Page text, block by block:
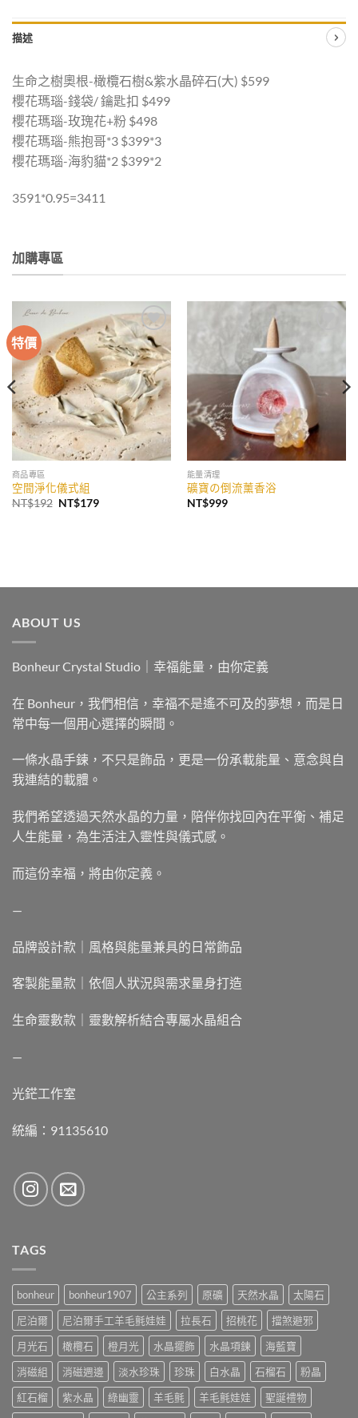
描述
生命之樹奧根-橄欖石樹&紫水晶碎石(大) $599
櫻花瑪瑙-錢袋/ 鑰匙扣 $499
櫻花瑪瑙-玫瑰花+粉 $498
櫻花瑪瑙-熊抱哥*3 $399*3
櫻花瑪瑙-海豹貓*2 $399*2
3591*0.95=3411
加購專區
特價
加入
收藏
商品專區
空間淨化儀式組
NT$192 原
NT$179目
收藏
能量清理
礦寶の倒流薰香浴
NT$999
ABOUT US
Bonheur Crystal Studio｜幸福能量，由你定義
在 Bonheur，我們相信，幸福不是遙不可及的夢想，而是日
常中每一個用心選擇的瞬間。
一條水晶手鍊，不只是飾品，更是一份承載能量、意念與自
我連結的載體。
我們希望透過天然水晶的力量，陪伴你找回內在平衡、補足
人生能量，為生活注入靈性與儀式感。
而這份幸福，將由你定義。
—
品牌設計款｜風格與能量兼具的日常飾品
客製能量款｜依個人狀況與需求量身打造
生命靈數款｜靈數解析結合專屬水晶組合
—
光鋩工作室
統編：91135610
TAGS
bonheur bonheur1907 公主系列 原礦 天然水晶
太陽石
尼泊爾
尼泊爾手工羊毛氈娃娃 拉長石 招桃花
擋煞避邪
月光石
橄欖石 橙月光 水晶擺飾 水晶項鍊
海藍寶
消磁組
消磁週邊 淡水珍珠 珍珠 白水晶 石榴石
粉晶
紅石榴
紫水晶 綠幽靈 羊毛氈 羊毛氈娃娃
聖誕禮物